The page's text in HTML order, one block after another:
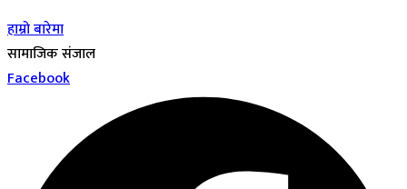
हाम्रो बारेमा
सामाजिक संजाल
Facebook